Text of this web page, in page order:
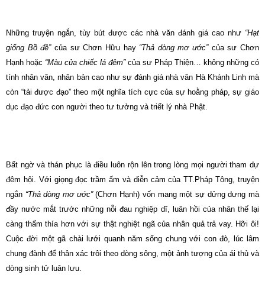
Những truyện ngắn, tùy bút được các nhà văn đánh giá cao như “Hạt
giống Bồ đề”của sư Chơn Hữu hay “Thả dòng mơ ước”của sư Chơn
Hạnh hoặc “Màu của chiếc lá đêm”của sư Pháp Thiện… không những có
tính nhân văn, nhân bản cao như sự đánh giá nhà văn Hà Khánh Linh mà
còn “tải được đạo” theo một nghĩa tích cực của sự hoằng pháp, sự giáo
dục đạo đức con người theo tư tưởng và triết lý nhà Phật.
Bất ngờ và thán phục là điều luôn rộn lên trong lòng mọi người tham dự
đêm hội. Với giọng đọc trầm ấm và diễn cảm của TT.Pháp Tông, truyện
ngắn “Thả dòng mơ ước”(Chơn Hạnh) vốn mang một sự dửng dưng mà
đầy nước mắt trước những nỗi đau nghiệp dĩ, luân hồi của nhân thế lại
càng thấm thía hơn với sự thật nghiệt ngã của nhân quả trả vay. Hỡi ôi!
Cuộc đời một gã chài lưới quanh năm sống chung với con đò, lúc lâm
chung đành để thân xác trôi theo dòng sông, một ảnh tượng của ái thủ và
dòng sinh tử luân lưu.